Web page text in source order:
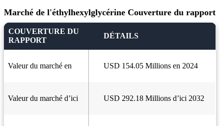
Marché de l'éthylhexylglycérine Couverture du rapport
COUVERTURE DU
RAPPORT
DÉTAILS
Valeur du marché en USD 154.05 Millions en 2024
Valeur du marché d’ici USD 292.18 Millions d’ici 2032